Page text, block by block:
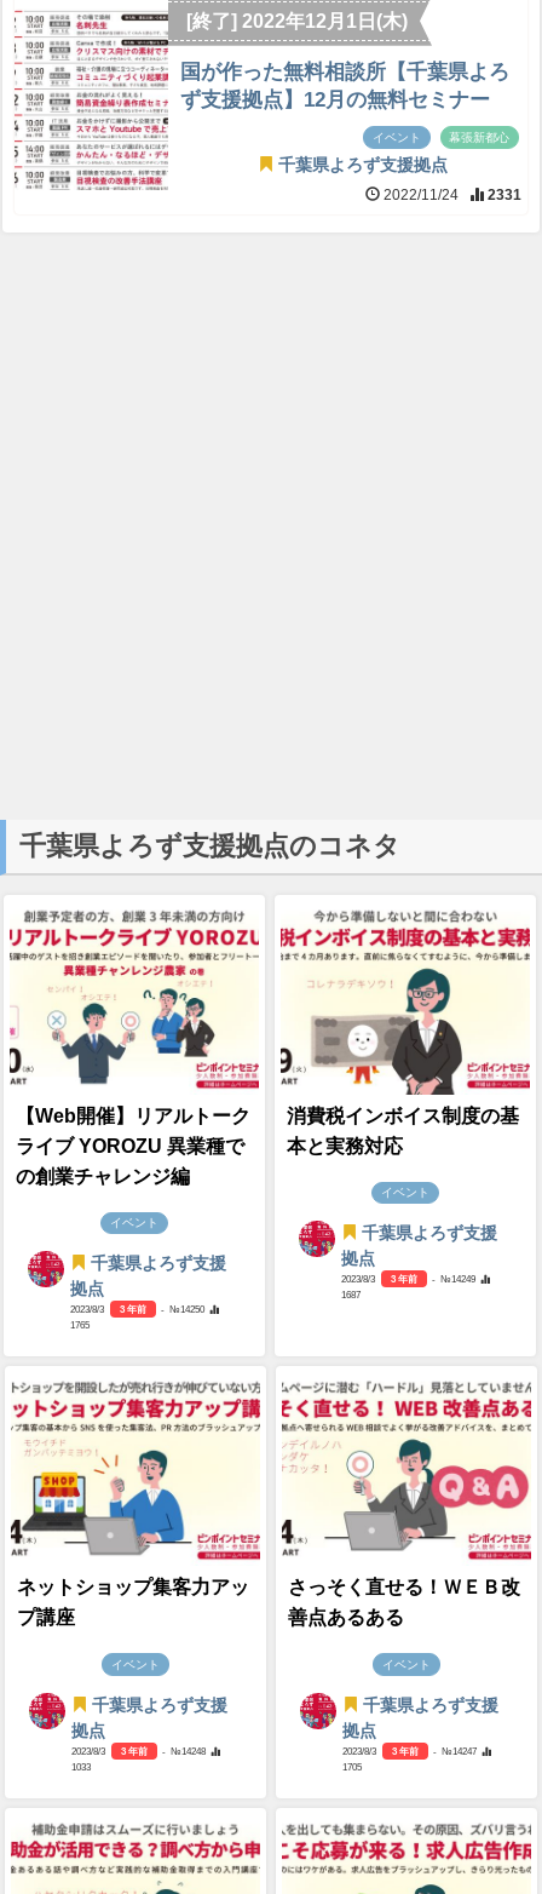
[終了] 2022年12月1日(木)
国が作った無料相談所【千葉県よろ
ず支援拠点】12月の無料セミナー
イベント 幕張新都心
千葉県よろず支援拠点
2022/11/24 2331
千葉県よろず支援拠点のコネタ
【Web開催】リアルトーク
ライブ YOROZU 異業種で
の創業チャレンジ編
イベント
千葉県よろず支援
拠点
2023/8/3 3 年前
- №14250
1765
消費税インボイス制度の基
本と実務対応
イベント
千葉県よろず支援
拠点
2023/8/3 3 年前
- №14249
1687
ネットショップ集客力アッ
プ講座
イベント
千葉県よろず支援
拠点
2023/8/3 3 年前
- №14248
1033
さっそく直せる！ＷＥＢ改
善点あるある
イベント
千葉県よろず支援
拠点
2023/8/3 3 年前
- №14247
1705